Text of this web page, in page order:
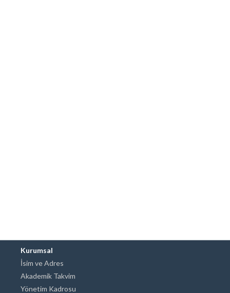
Kurumsal
İsim ve Adres
Akademik Takvim
Yönetim Kadrosu